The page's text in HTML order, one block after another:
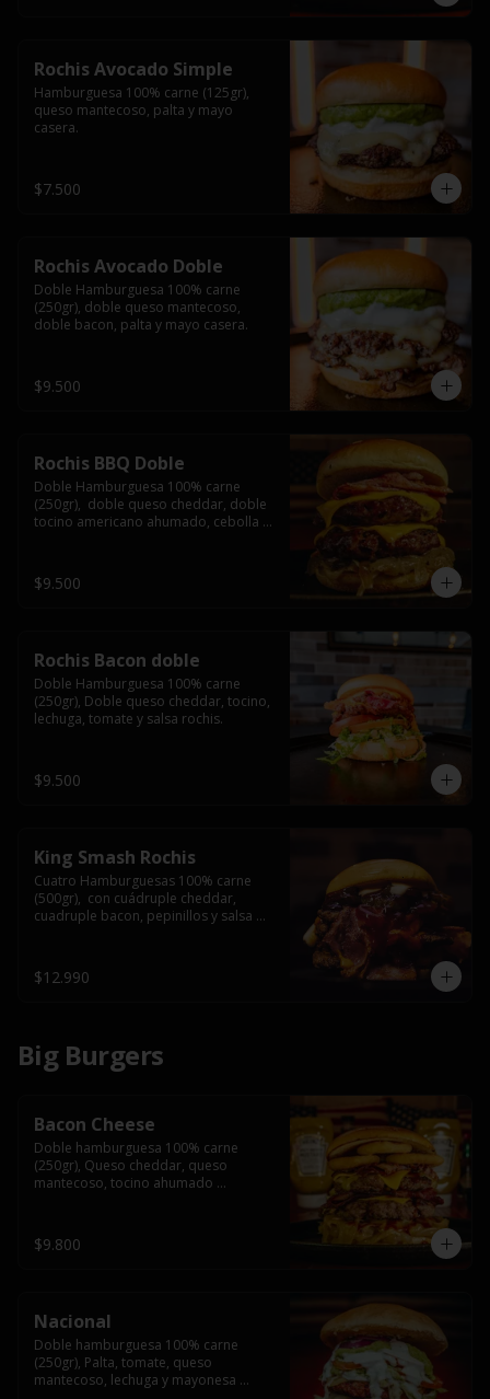
Rochis Avocado Simple
Hamburguesa 100% carne (125gr),
queso mantecoso, palta y mayo
casera.
$7.500
Rochis Avocado Doble
Doble Hamburguesa 100% carne
(250gr), doble queso mantecoso,
doble bacon, palta y mayo casera.
$9.500
Rochis BBQ Doble
Doble Hamburguesa 100% carne
(250gr),  doble queso cheddar, doble
tocino americano ahumado, cebolla
$9.500
Rochis Bacon doble
Doble Hamburguesa 100% carne
(250gr), Doble queso cheddar, tocino,
lechuga, tomate y salsa rochis.
$9.500
King Smash Rochis
Cuatro Hamburguesas 100% carne
(500gr),  con cuádruple cheddar,
cuadruple bacon, pepinillos y salsa
$12.990
Big Burgers
Bacon Cheese
Doble hamburguesa 100% carne
(250gr), Queso cheddar, queso
mantecoso, tocino ahumado
brioche y acompañado de papas
fritas.
$9.800
Nacional
Doble hamburguesa 100% carne
(250gr), Palta, tomate, queso
mantecoso, lechuga y mayonesa